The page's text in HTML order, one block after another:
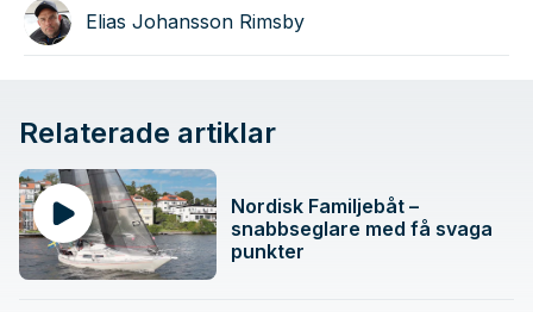
Elias Johansson Rimsby
Relaterade artiklar
Nordisk Familjebåt –
snabbseglare med få svaga
punkter